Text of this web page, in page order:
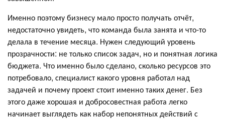
Именно поэтому бизнесу мало просто получать отчёт,
недостаточно увидеть, что команда была занята и что-то
делала в течение месяца. Нужен следующий уровень
прозрачности: не только список задач, но и понятная логика
бюджета. Что именно было сделано, сколько ресурсов это
потребовало, специалист какого уровня работал над
задачей и почему проект стоит именно таких денег. Без
этого даже хорошая и добросовестная работа легко
начинает выглядеть как набор непонятных действий с